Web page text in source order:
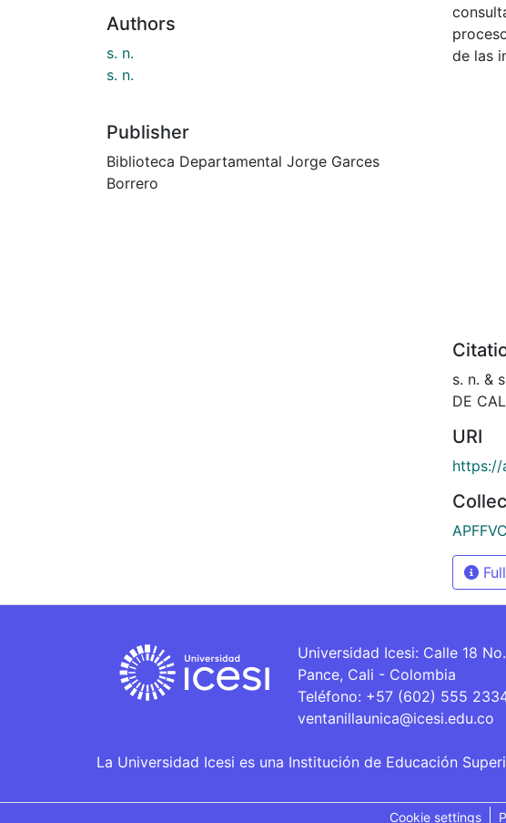
Authors
s. n.
s. n.
Publisher
Biblioteca Departamental Jorge Garces
Borrero
de las
s. n. &
DE
URI
https://
Universidad Icesi: Calle 18
Pance, Cali - Colombia
Teléfono: +57 (602) 555
ventanillaunica@icesi.edu.co
La Universidad Icesi es una Institución de Educación
Cookie settings